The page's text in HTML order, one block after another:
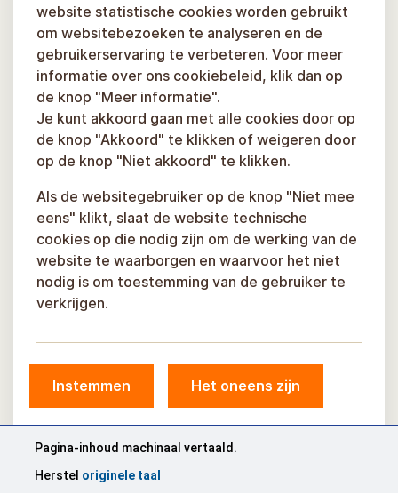
website statistische cookies worden gebruikt
om websitebezoeken te analyseren en de
gebruikerservaring te verbeteren. Voor meer
informatie over ons cookiebeleid, klik dan op
de knop "Meer informatie".
Je kunt akkoord gaan met alle cookies door op
de knop "Akkoord" te klikken of weigeren door
op de knop "Niet akkoord" te klikken.
Als de websitegebruiker op de knop "Niet mee
eens" klikt, slaat de website technische
cookies op die nodig zijn om de werking van de
website te waarborgen en waarvoor het niet
nodig is om toestemming van de gebruiker te
verkrijgen.
Instemmen Het oneens zijn
Pagina-inhoud machinaal vertaald.
Herstel originele taal